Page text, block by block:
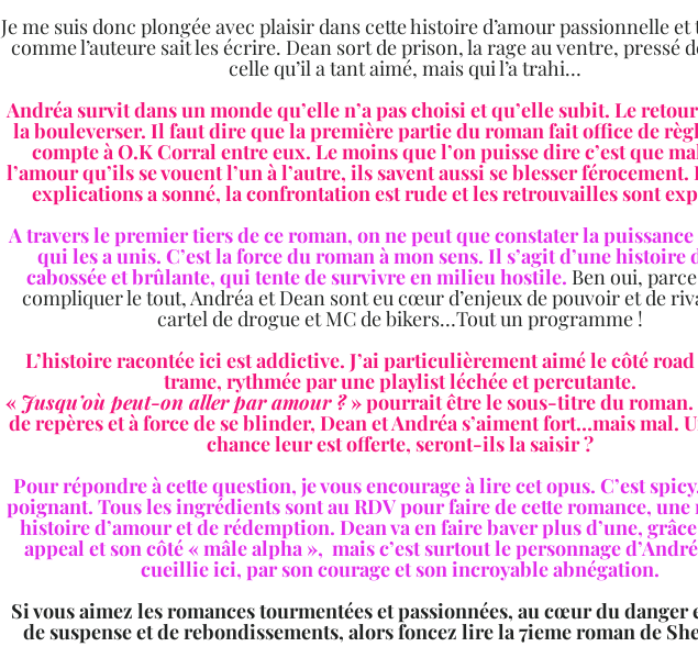
Je me suis donc plongée avec plaisir dans cette histoire d’amour passionnelle
comme l’auteure sait les écrire. Dean sort de prison, la rage au ventre, pressé
celle qu’il a tant aimé, mais qui l’a trahi…
Andréa survit dans un monde qu’elle n’a pas choisi et qu’elle subit. Le
la bouleverser. Il faut dire que la première partie du roman fait office de
compte à O.K Corral entre eux. Le moins que l’on puisse dire c’est que
l’amour qu’ils se vouent l’un à l’autre, ils savent aussi se blesser férocement.
explications a sonné, la confrontation est rude et les retrouvailles sont
A travers le premier tiers de ce roman, on ne peut que constater la
qui les a unis. C’est la force du roman à mon sens. Il s’agit d’une histoire
cabossée et brûlante, qui tente de survivre en milieu hostile. Ben oui,
compliquer le tout, Andréa et Dean sont eu cœur d’enjeux de pouvoir et de
cartel de drogue et MC de bikers…Tout un programme !
L’histoire racontée ici est addictive. J’ai particulièrement aimé le côté
trame, rythmée par une playlist léchée et percutante.
« Jusqu’où peut-on aller par amour ? » pourrait être le sous-titre du roman.
de repères et à force de se blinder, Dean et Andréa s’aiment fort…mais mal.
chance leur est offerte, seront-ils la saisir ?
Pour répondre à cette question, je vous encourage à lire cet opus. C’est
poignant. Tous les ingrédients sont au RDV pour faire de cette romance,
histoire d’amour et de rédemption. Dean va en faire baver plus d’une,
appeal et son côté « mâle alpha »,  mais c’est surtout le personnage
cueillie ici, par son courage et son incroyable abnégation.
Si vous aimez les romances tourmentées et passionnées, au cœur du danger
de suspense et de rebondissements, alors foncez lire la 7ieme roman de